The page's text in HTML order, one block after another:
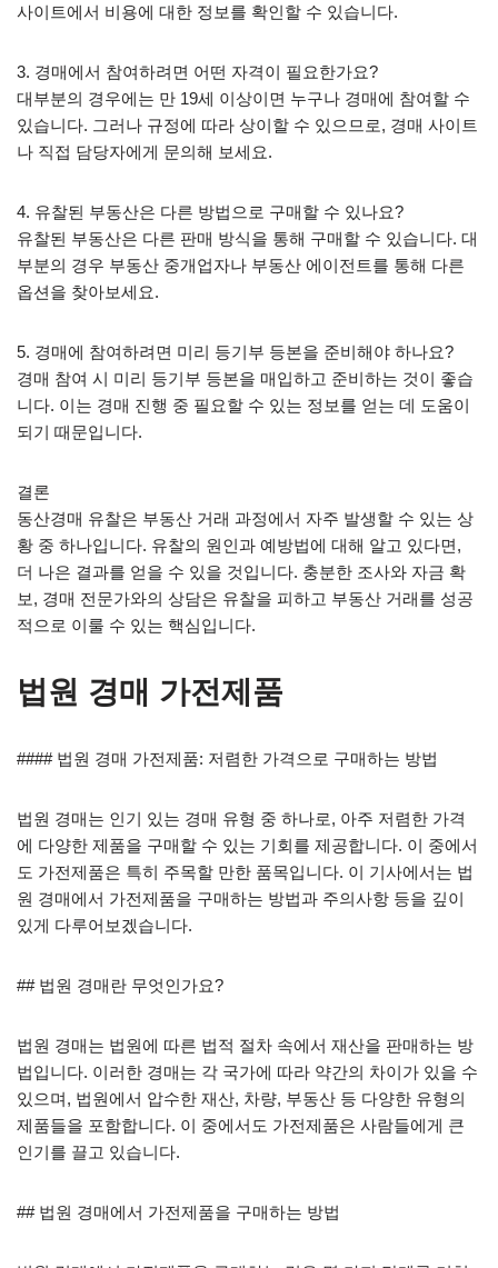
사이트에서 비용에 대한 정보를 확인할 수 있습니다.
3. 경매에서 참여하려면 어떤 자격이 필요한가요?
대부분의 경우에는 만 19세 이상이면 누구나 경매에 참여할 수
있습니다. 그러나 규정에 따라 상이할 수 있으므로, 경매 사이트
나 직접 담당자에게 문의해 보세요.
4. 유찰된 부동산은 다른 방법으로 구매할 수 있나요?
유찰된 부동산은 다른 판매 방식을 통해 구매할 수 있습니다. 대
부분의 경우 부동산 중개업자나 부동산 에이전트를 통해 다른
옵션을 찾아보세요.
5. 경매에 참여하려면 미리 등기부 등본을 준비해야 하나요?
경매 참여 시 미리 등기부 등본을 매입하고 준비하는 것이 좋습
니다. 이는 경매 진행 중 필요할 수 있는 정보를 얻는 데 도움이
되기 때문입니다.
결론
동산경매 유찰은 부동산 거래 과정에서 자주 발생할 수 있는 상
황 중 하나입니다. 유찰의 원인과 예방법에 대해 알고 있다면,
더 나은 결과를 얻을 수 있을 것입니다. 충분한 조사와 자금 확
보, 경매 전문가와의 상담은 유찰을 피하고 부동산 거래를 성공
적으로 이룰 수 있는 핵심입니다.
법원 경매 가전제품
#### 법원 경매 가전제품: 저렴한 가격으로 구매하는 방법
법원 경매는 인기 있는 경매 유형 중 하나로, 아주 저렴한 가격
에 다양한 제품을 구매할 수 있는 기회를 제공합니다. 이 중에서
도 가전제품은 특히 주목할 만한 품목입니다. 이 기사에서는 법
원 경매에서 가전제품을 구매하는 방법과 주의사항 등을 깊이
있게 다루어보겠습니다.
## 법원 경매란 무엇인가요?
법원 경매는 법원에 따른 법적 절차 속에서 재산을 판매하는 방
법입니다. 이러한 경매는 각 국가에 따라 약간의 차이가 있을 수
있으며, 법원에서 압수한 재산, 차량, 부동산 등 다양한 유형의
제품들을 포함합니다. 이 중에서도 가전제품은 사람들에게 큰
인기를 끌고 있습니다.
## 법원 경매에서 가전제품을 구매하는 방법